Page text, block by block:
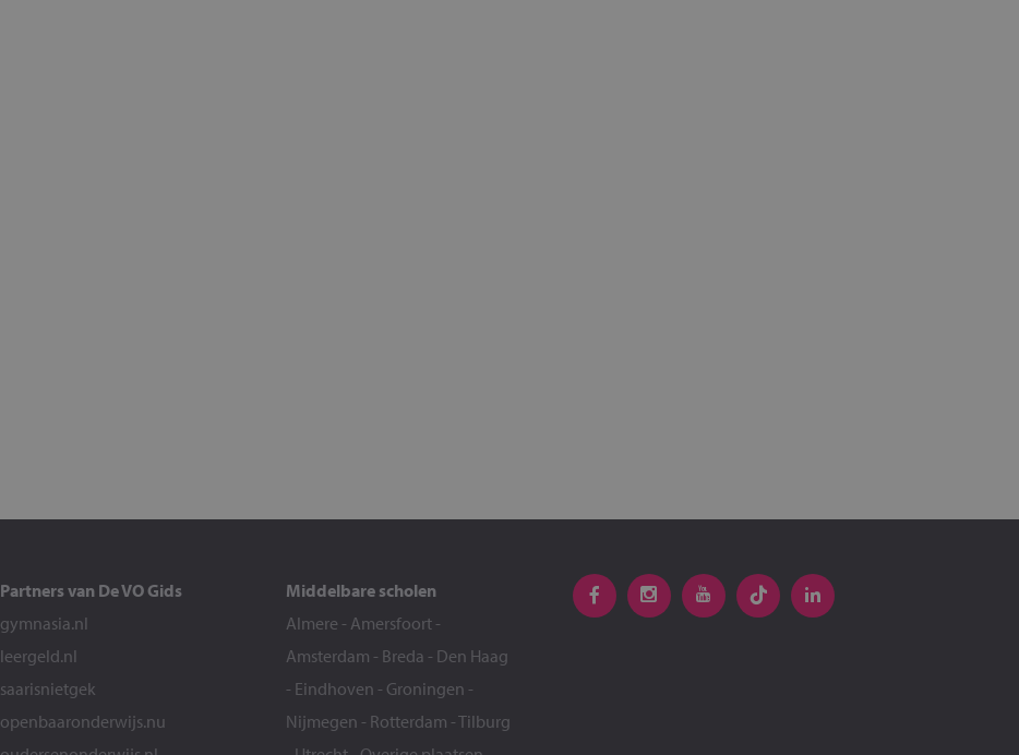
Partners van De VO Gids
gymnasia.nl
leergeld.nl
saarisnietgek
openbaaronderwijs.nu
Middelbare scholen
Almere - Amersfoort -
Amsterdam - Breda - Den Haag
- Eindhoven - Groningen -
Nijmegen - Rotterdam -Tilburg